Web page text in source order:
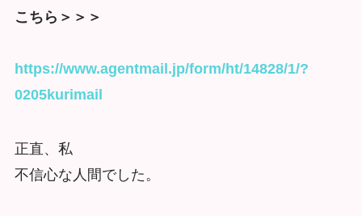
こちら＞＞＞
https://www.agentmail.jp/form/ht/14828/1/?
0205kurimail
正直、私
不信心な人間でした。